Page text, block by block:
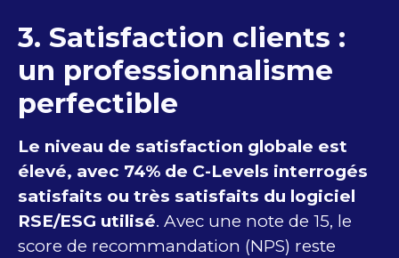
3. Satisfaction clients :
un professionnalisme
perfectible
Le niveau de satisfaction globale est
élevé, avec 74% de C-Levels interrogés
satisfaits ou très satisfaits du logiciel
RSE/ESG utilisé. Avec une note de 15, le
score de recommandation (NPS) reste